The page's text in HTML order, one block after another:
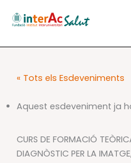
« Tots els Esdeveniments
Aquest esdeveniment ja
CURS DE FORMACIÓ
DIAGNÒSTIC PER LA